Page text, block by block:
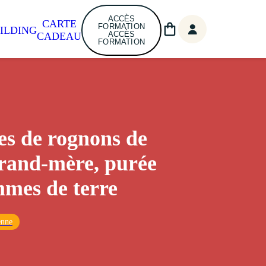
CARTE
CADEAU
ACCÈS
FORMATION
ACCÈS
FORMATION
de rognons de
mère, purée
de terre